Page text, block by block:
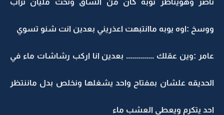
ناصر وهويناظر ثوبه كان من الساق وتحت مليان تراب
ووسخ :اوه يوبه ماانتبهت اعذريني بعدين انت شنو تسوي
عامر :وين عقلك .............. بعدين انا اركب رشاشات ماء في
الحديقه علشان بمفتاح واحد يشغلها ونخلص بدل ماننتظر
احد يتكرم ويعطي العشب ماء